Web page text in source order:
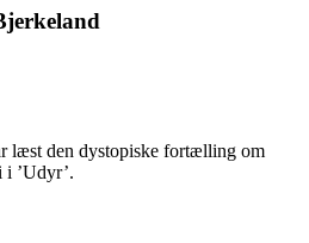
læst den dystopiske fortælling om
i ’Udyr’.